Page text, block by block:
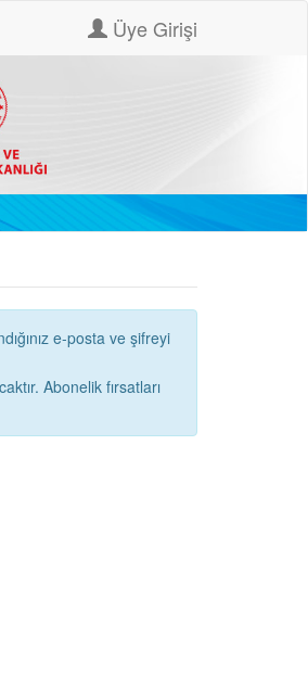
Üye Girişi